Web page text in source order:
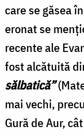
care se găsea
eronat se
recente ale
fost alcătuită
sălbatică”
mai vechi,
Gură de Aur,